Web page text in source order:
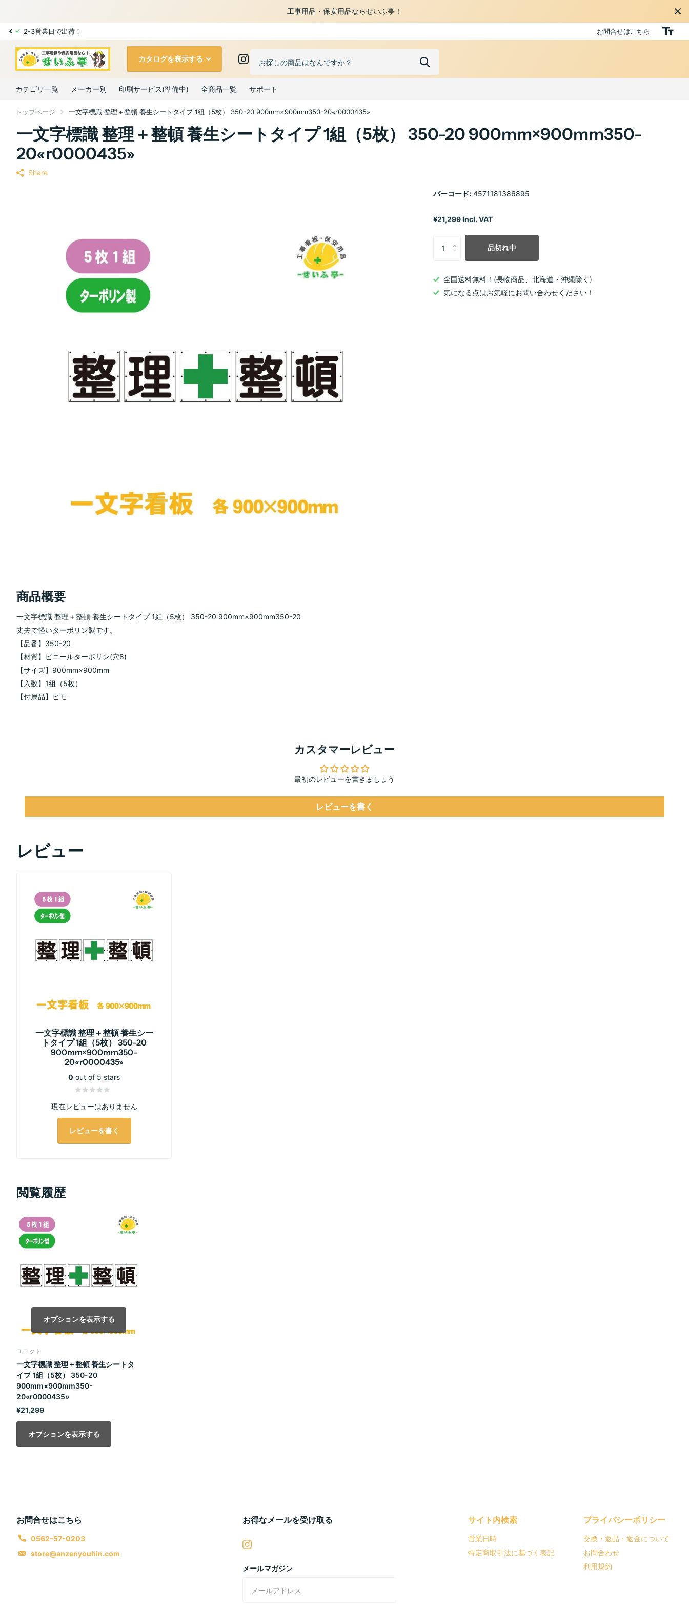
工事用品・保安用品ならせいふ亭！
全国送料無料！(北海道・沖縄除く) お問合せはこちら
カタログを表示する
カテゴリ一覧 メーカー別 印刷サービス(準備中) 全商品一覧 サポート
トップページ 一文字標識 整理＋整頓 養生シートタイプ 1組（5枚） 350-20 900mm×900mm350-20«r0000435»
一文字標識 整理＋整頓 養生シートタイプ 1組（5枚） 350-20 900mm×900mm350-
20«r0000435»
Share
商品概要
一文字標識 整理＋整頓 養生シートタイプ 1組（5枚） 350-20 900mm×900mm350-20
丈夫で軽いターポリン製です。
【品番】350-20
【材質】ビニールターポリン(穴8)
【サイズ】900mm×900mm
【入数】1組（5枚）
【付属品】ヒモ
バーコード: 4571181386895
¥21,299 Incl. VAT
品切れ中
全国送料無料！(長物商品、北海道・沖縄除く)
気になる点はお気軽にお問い合わせください！
カスタマーレビュー
最初のレビューを書きましょう
レビューを書く
レビュー
一文字標識 整理＋整頓 養生シー
トタイプ 1組（5枚） 350-20
900mm×900mm350-
20«r0000435»
0 out of 5 stars
現在レビューはありません
レビューを書く
閲覧履歴
オプションを表示する
ユニット
一文字標識 整理＋整頓 養生シートタ
イプ 1組（5枚） 350-20
900mm×900mm350-
20«r0000435»
¥21,299
オプションを表示する
お問合せはこちら
0562-57-0203
store@anzenyouhin.com
お得なメールを受け取る
メールマガジン
サイト内検索
営業日時
特定商取引法に基づく表記
プライバシーポリシー
交換・返品・返金について
お問合わせ
利用規約